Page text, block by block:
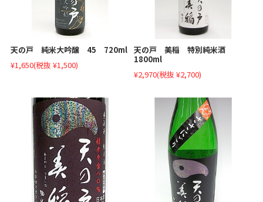
天の戸 純米大吟醸 45 720ml
¥1,650(税抜 ¥1,500)
天の戸 美稲 特別純米酒
1800ml
¥2,970(税抜 ¥2,700)